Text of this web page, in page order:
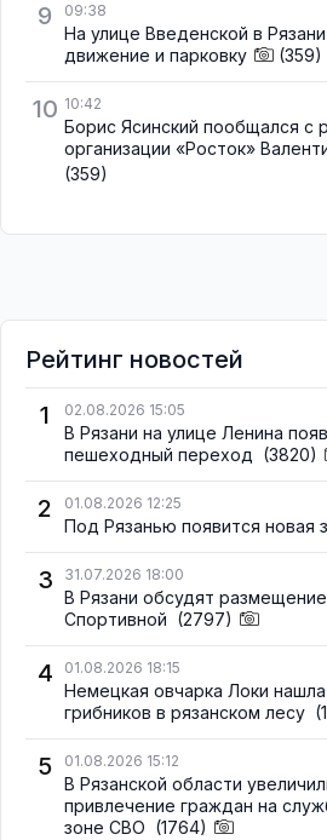
9 09:38
На улице Введенской в
движение и парковку
(359)
10 10:42
Борис Ясинский пообщался с
организации «Росток»
(359)
Рейтинг новостей
1
02.08.2026 15:05
В Рязани на улице Ленина
пешеходный переход (3820)
2 01.08.2026 12:25
Под Рязанью появится новая
3 31.07.2026 18:00
В Рязани обсудят
Спортивной (2797)
4 01.08.2026 18:15
Немецкая овчарка Локи
грибников в рязанском лесу
5 01.08.2026 15:12
В Рязанской области
привлечение граждан на
зоне СВО (1764)